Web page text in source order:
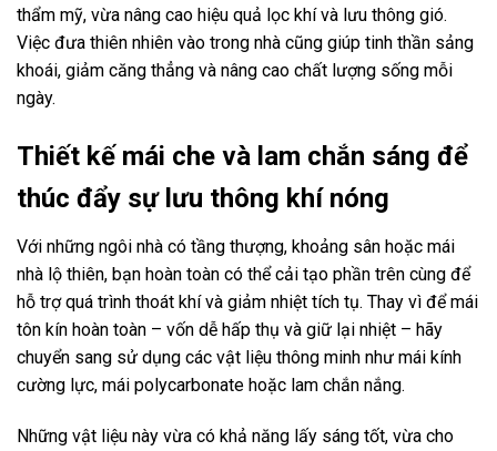
thẩm mỹ, vừa nâng cao hiệu quả lọc khí và lưu thông gió.
Việc đưa thiên nhiên vào trong nhà cũng giúp tinh thần sảng
khoái, giảm căng thẳng và nâng cao chất lượng sống mỗi
ngày.
Thiết kế mái che và lam chắn sáng để
thúc đẩy sự lưu thông khí nóng
Với những ngôi nhà có tầng thượng, khoảng sân hoặc mái
nhà lộ thiên, bạn hoàn toàn có thể cải tạo phần trên cùng để
hỗ trợ quá trình thoát khí và giảm nhiệt tích tụ. Thay vì để mái
tôn kín hoàn toàn – vốn dễ hấp thụ và giữ lại nhiệt – hãy
chuyển sang sử dụng các vật liệu thông minh như mái kính
cường lực, mái polycarbonate hoặc lam chắn nắng.
Những vật liệu này vừa có khả năng lấy sáng tốt, vừa cho